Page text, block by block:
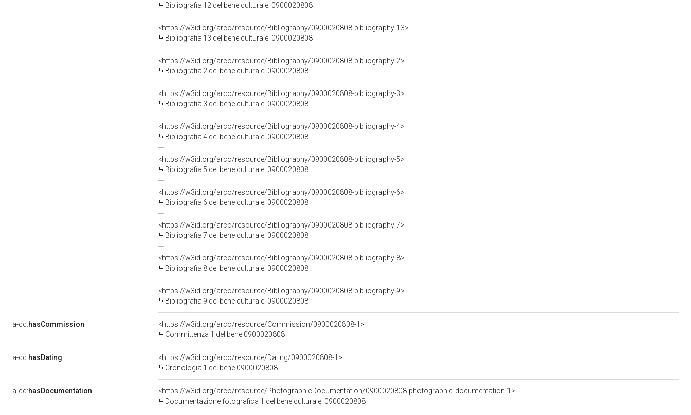
Bibliografia 12 del bene culturale: 0900020808
<https://w3id.org/arco/resource/Bibliography/0900020808-bibliography-13>
Bibliografia 13 del bene culturale: 0900020808
<https://w3id.org/arco/resource/Bibliography/0900020808-bibliography-2>
Bibliografia 2 del bene culturale: 0900020808
<https://w3id.org/arco/resource/Bibliography/0900020808-bibliography-3>
Bibliografia 3 del bene culturale: 0900020808
<https://w3id.org/arco/resource/Bibliography/0900020808-bibliography-4>
Bibliografia 4 del bene culturale: 0900020808
<https://w3id.org/arco/resource/Bibliography/0900020808-bibliography-5>
Bibliografia 5 del bene culturale: 0900020808
<https://w3id.org/arco/resource/Bibliography/0900020808-bibliography-6>
Bibliografia 6 del bene culturale: 0900020808
<https://w3id.org/arco/resource/Bibliography/0900020808-bibliography-7>
Bibliografia 7 del bene culturale: 0900020808
<https://w3id.org/arco/resource/Bibliography/0900020808-bibliography-8>
Bibliografia 8 del bene culturale: 0900020808
<https://w3id.org/arco/resource/Bibliography/0900020808-bibliography-9>
Bibliografia 9 del bene culturale: 0900020808
a-cd:hasCommission
<https://w3id.org/arco/resource/Commission/0900020808-1>
Committenza 1 del bene 0900020808
a-cd:hasDating
<https://w3id.org/arco/resource/Dating/0900020808-1>
Cronologia 1 del bene 0900020808
a-cd:hasDocumentation
<https://w3id.org/arco/resource/PhotographicDocumentation/0900020808-photographic-documentation-1>
Documentazione fotografica 1 del bene culturale: 0900020808